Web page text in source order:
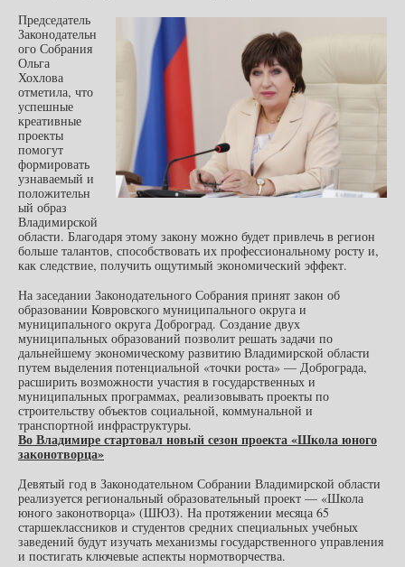
Председатель
Законодательн
ого Собрания
Ольга
Хохлова
отметила, что
успешные
креативные
проекты
помогут
формировать
узнаваемый и
положительн
ый образ
Владимирской
области. Благодаря этому закону можно будет привлечь в регион
больше талантов, способствовать их профессиональному росту и,
как следствие, получить ощутимый экономический эффект.
На заседании Законодательного Собрания принят закон об
образовании Ковровского муниципального округа и
муниципального округа Доброград. Создание двух
муниципальных образований позволит решать задачи по
дальнейшему экономическому развитию Владимирской области
путем выделения потенциальной «точки роста» — Доброграда,
расширить возможности участия в государственных и
муниципальных программах, реализовывать проекты по
строительству объектов социальной, коммунальной и
транспортной инфраструктуры.
Во Владимире стартовал новый сезон проекта «Школа юного
законотворца»
Девятый год в Законодательном Собрании Владимирской области
реализуется региональный образовательный проект — «Школа
юного законотворца» (ШЮЗ). На протяжении месяца 65
старшеклассников и студентов средних специальных учебных
заведений будут изучать механизмы государственного управления
и постигать ключевые аспекты нормотворчества.